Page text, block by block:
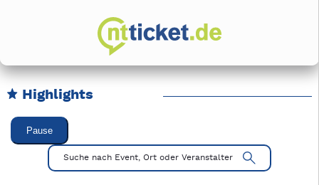
Highlights
Karussell Veranstaltungen überspringen
Pause
Mit Tab zu den Steuerelementen wechseln. Mit Pfeiltasten
Suche nach Event, Ort oder Veranstalter